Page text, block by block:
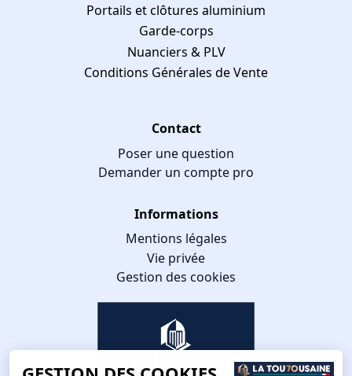
Portails et clôtures aluminium
Garde-corps
Nuanciers & PLV
Conditions Générales de Vente
Contact
Poser une question
Demander un compte pro
Informations
Mentions légales
Vie privée
Gestion des cookies